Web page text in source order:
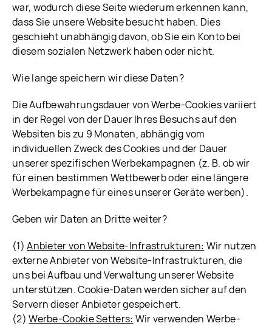
war, wodurch diese Seite wiederum erkennen kann,
dass Sie unsere Website besucht haben. Dies
geschieht unabhängig davon, ob Sie ein Konto bei
diesem sozialen Netzwerk haben oder nicht.
Wie lange speichern wir diese Daten?
Die Aufbewahrungsdauer von Werbe-Cookies variiert
in der Regel von der Dauer Ihres Besuchs auf den
Websiten bis zu 9 Monaten, abhängig vom
individuellen Zweck des Cookies und der Dauer
unserer spezifischen Werbekampagnen (z. B. ob wir
für einen bestimmen Wettbewerb oder eine längere
Werbekampagne für eines unserer Geräte werben).
Geben wir Daten an Dritte weiter?
(1)Anbieter von Website-Infrastrukturen: Wir nutzen
externe Anbieter von Website-Infrastrukturen, die
uns bei Aufbau und Verwaltung unserer Website
unterstützen. Cookie-Daten werden sicher auf den
Servern dieser Anbieter gespeichert.
(2)Werbe-Cookie Setters: Wir verwenden Werbe-